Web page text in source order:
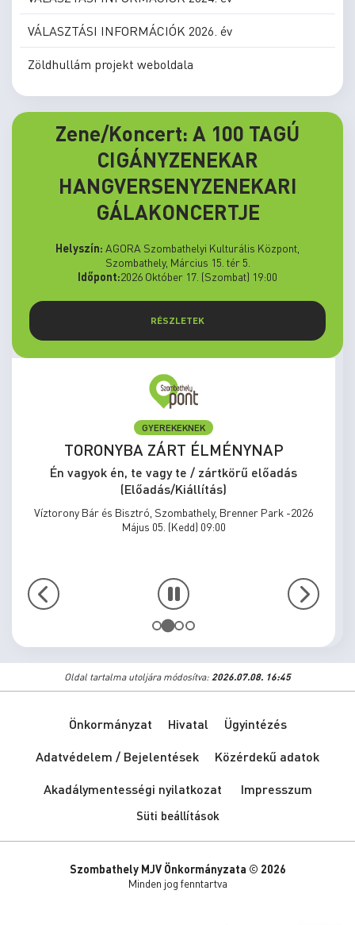
VÁLASZTÁSI INFORMÁCIÓK 2026. év
Zöldhullám projekt weboldala
Zene/Koncert: A 100 TAGÚ
CIGÁNYZENEKAR
HANGVERSENYZENEKARI
GÁLAKONCERTJE
Helyszín: AGORA Szombathelyi Kulturális Központ,
Szombathely, Március 15. tér 5.
Időpont:2026 Október 17. (Szombat) 19:00
RÉSZLETEK
GYEREKEKNEK
TORONYBA ZÁRT ÉLMÉNYNAP
Én vagyok én, te vagy te / zártkörű előadás
(Előadás/Kiállítás)
Víztorony Bár és Bisztró, Szombathely, Brenner Park -2026
Május 05. (Kedd) 09:00
Oldal tartalma utoljára módosítva: 2026.07.08. 16:45
Önkormányzat Hivatal
Ügyintézés
Adatvédelem / Bejelentések
Közérdekű adatok
Akadálymentességi nyilatkozat
Impresszum
Süti beállítások
Szombathely MJV Önkormányzata © 2026
Minden jog fenntartva